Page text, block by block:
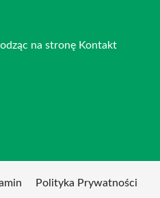
na stronę Kontakt
Polityka Prywatności